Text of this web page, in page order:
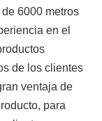
6000 metros
en el
de los clientes
ventaja de
para